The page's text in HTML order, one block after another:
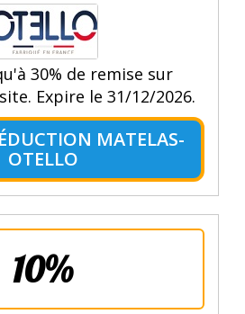
30% de remise sur
Expire le 31/12/2026.
MATELAS-
OTELLO
10%